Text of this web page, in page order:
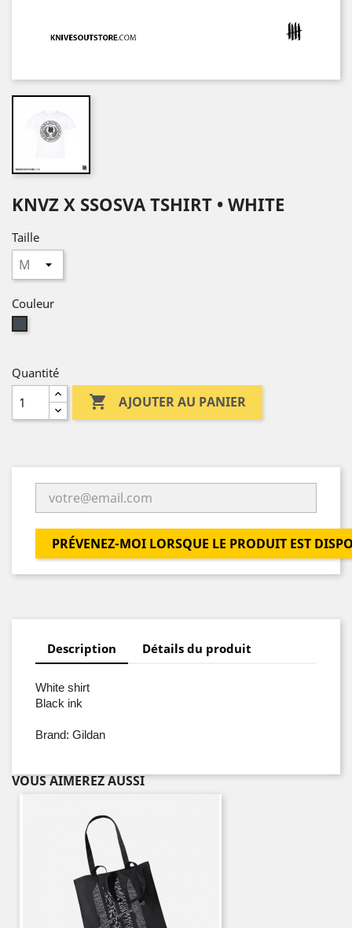
KNVZ X SSOSVA TSHIRT • WHITE
Taille
Couleur
Quantité
 AJOUTER AU PANIER
PRÉVENEZ-MOI LORSQUE LE PRODUIT EST
Description Détails du produit
White shirt
Black ink
Brand: Gildan
VOUS AIMEREZ AUSSI